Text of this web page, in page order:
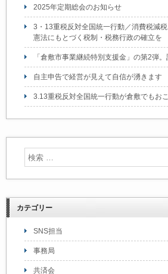
o
o
k
2025年定期総会のお知らせ
3・13重税反対全国統一行動／消費税減税
憲法にもとづく税制・税務行政の確立を
「倉敷市事業継続特別支援金」の第2弾
自主申告で経営が見えて自信が湧きます
3.13重税反対全国統一行動が倉敷でもお
カテゴリー
SNS担当
事務局
共済会